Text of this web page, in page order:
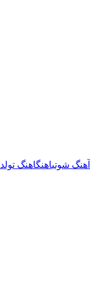
آهنگ شوتیاهنگاهنگ تولد